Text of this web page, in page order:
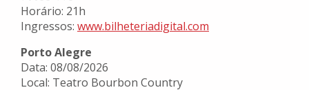
Horário: 21h
Ingressos: www.bilheteriadigital.com
Porto Alegre
Data: 08/08/2026
Local: Teatro Bourbon Country